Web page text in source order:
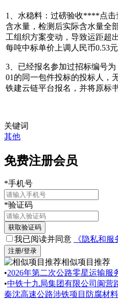
1、水稳料：过磅验收****点
含水量，检测后实际含水量全
工组织方案变动，导致运距超
每吨中标单价上调人民币0.53元
3、已经报名参加过招标编号为
01的同一包件投标的投标人，
铁建云链平台报名，并将原标
关键词
其他
免费注册会员
*手机号
*验证码
获取验证码
我已阅读并同意 《隐私和服
注册/登录
相似项目推荐
•2026年第二次公路零星运输服
•中铁十九局集团有限公司阆营
秦沈高速公路涉铁项目防腐材